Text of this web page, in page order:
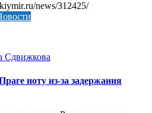
news/312425/
Сдвижкова
ноту из-за задержания